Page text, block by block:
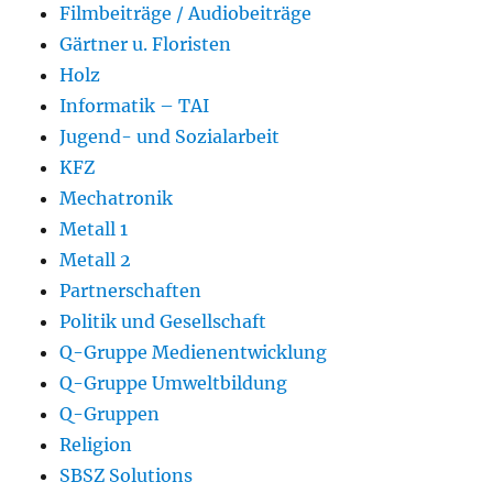
Filmbeiträge / Audiobeiträge
Gärtner u. Floristen
Holz
Informatik – TAI
Jugend- und Sozialarbeit
KFZ
Mechatronik
Metall 1
Metall 2
Partnerschaften
Politik und Gesellschaft
Q-Gruppe Medienentwicklung
Q-Gruppe Umweltbildung
Q-Gruppen
Religion
SBSZ Solutions